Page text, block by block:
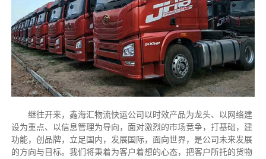
继往开来，鑫海汇物流快运公司以时效产品为龙头、以网络建
设为重点、以信息管理为导向，面对激烈的市场竞争，打基础，建
功能，创品牌，立足国内，发展国际，面向世界，是公司未来发展
的方向与目标。我们将秉着为客户着想的心态，把客户所托的货物